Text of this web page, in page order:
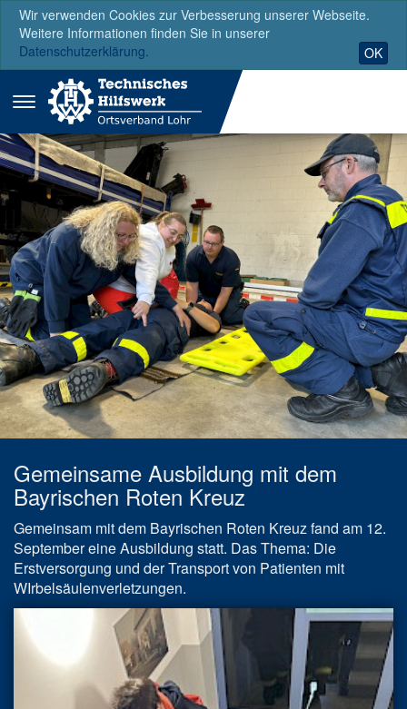
Wir verwenden Cookies zur Verbesserung unserer Webseite.
Weitere Informationen finden Sie in unserer
Datenschutzerklärung.
OK
Menü
ausklappen
Gemeinsame Ausbildung mit dem
Bayrischen Roten Kreuz
Gemeinsam mit dem Bayrischen Roten Kreuz fand am 12.
September eine Ausbildung statt. Das Thema: Die
Erstversorgung und der Transport von Patienten mit
WIrbelsäulenverletzungen.